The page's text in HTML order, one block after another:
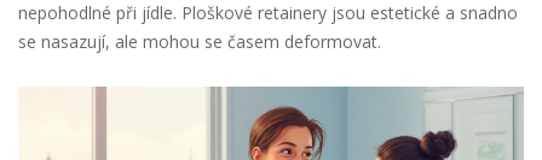
nepohodlné při jídle. Ploškové retainery jsou estetické a snadno
se nasazují, ale mohou se časem deformovat.